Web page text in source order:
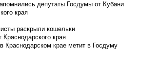
депутаты Госдумы от Кубани
края
раскрыли кошельки
края
Краснодарском крае метит в Госдуму